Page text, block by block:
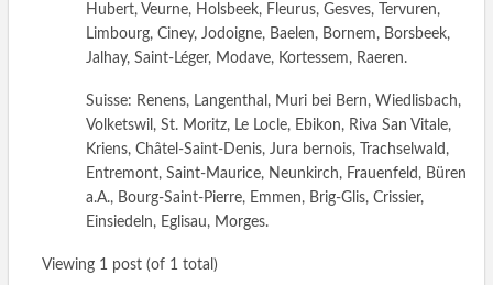
Hubert, Veurne, Holsbeek, Fleurus, Gesves, Tervuren,
Limbourg, Ciney, Jodoigne, Baelen, Bornem, Borsbeek,
Jalhay, Saint-Léger, Modave, Kortessem, Raeren.
Suisse: Renens, Langenthal, Muri bei Bern, Wiedlisbach,
Volketswil, St. Moritz, Le Locle, Ebikon, Riva San Vitale,
Kriens, Châtel-Saint-Denis, Jura bernois, Trachselwald,
Entremont, Saint-Maurice, Neunkirch, Frauenfeld, Büren
a.A., Bourg-Saint-Pierre, Emmen, Brig-Glis, Crissier,
Einsiedeln, Eglisau, Morges.
Viewing 1 post (of 1 total)